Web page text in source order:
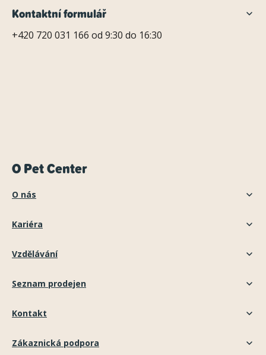
Kontaktní formulář
+420 720 031 166 od 9:30 do 16:30
O Pet Center
O nás
Kariéra
Vzdělávání
Seznam prodejen
Kontakt
Zákaznická podpora